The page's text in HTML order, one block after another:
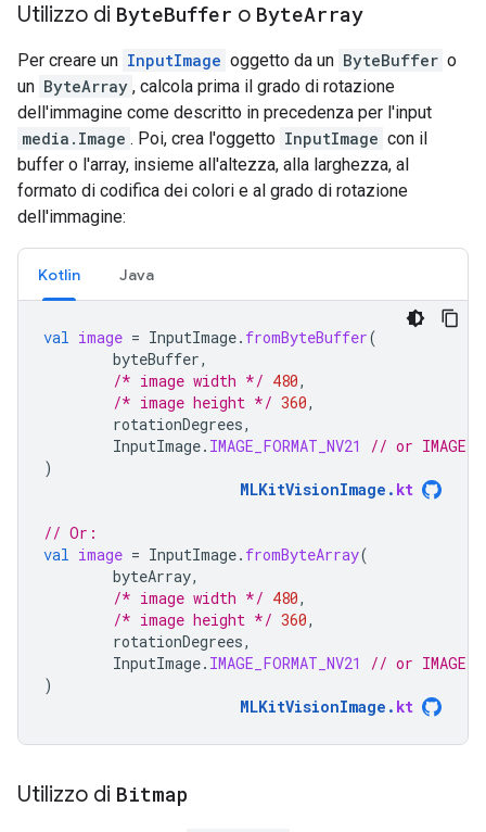
Utilizzo di ByteBuffer o ByteArray
Per creare un InputImage oggetto da un ByteBuffer o
un ByteArray , calcola prima il grado di rotazione
dell'immagine come descritto in precedenza per l'input
media.Image . Poi, crea l'oggetto InputImage con il
buffer o l'array, insieme all'altezza, alla larghezza, al
formato di codifica dei colori e al grado di rotazione
dell'immagine:
Kotlin Java
val image = InputImage. fromByteBuffer(
byteBuffer,
/* image width */ 480,
/* image height */ 360,
rotationDegrees,
InputImage. IMAGE_FORMAT_NV21
// or
)
MLKitVisionImage . kt
// Or:
val image = InputImage. fromByteArray(
byteArray,
/* image width */ 480,
/* image height */ 360,
rotationDegrees,
InputImage. IMAGE_FORMAT_NV21
// or
)
MLKitVisionImage . kt
Utilizzo di Bitmap